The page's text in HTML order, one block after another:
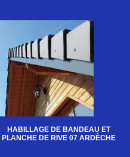
HABILLAGE DE BANDEAU ET
PLANCHE DE RIVE 07 ARDÈCHE